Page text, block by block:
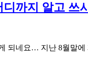
까지 알고 쓰
되네요… 지난 8월말